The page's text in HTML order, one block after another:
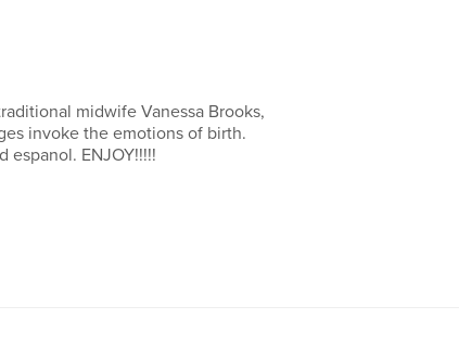
midwife Vanessa Brooks,
invoke the emotions of birth.
espanol. ENJOY!!!!!